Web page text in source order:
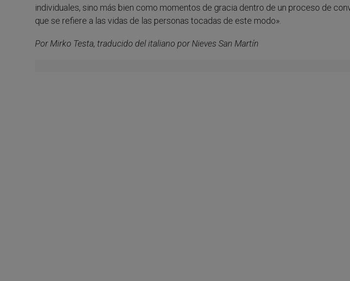
individuales, sino más bien como momentos de gracia dentro de un proceso de
que se refiere a las vidas de las personas tocadas de este modo».
Por Mirko Testa, traducido del italiano por Nieves San Martín